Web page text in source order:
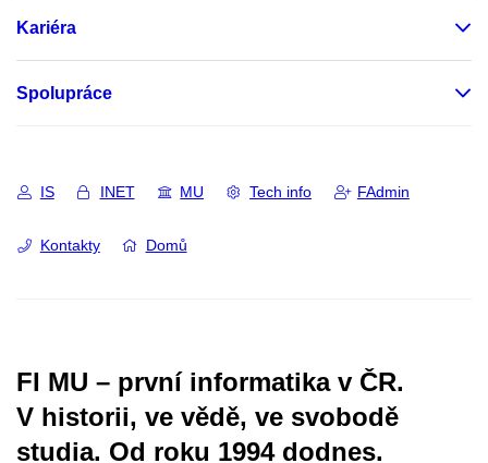
Kariéra
Spolupráce
IS INET MU Tech info FAdmin
Kontakty Domů
FI MU – první informatika v ČR.
V historii, ve vědě, ve svobodě
studia. Od roku 1994 dodnes.